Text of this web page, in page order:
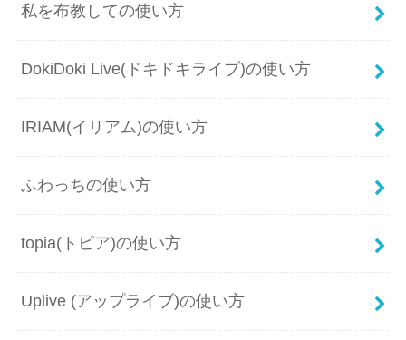
私を布教しての使い方
DokiDoki Live(ドキドキライブ)の使い方
IRIAM(イリアム)の使い方
ふわっちの使い方
topia(トピア)の使い方
Uplive (アップライブ)の使い方